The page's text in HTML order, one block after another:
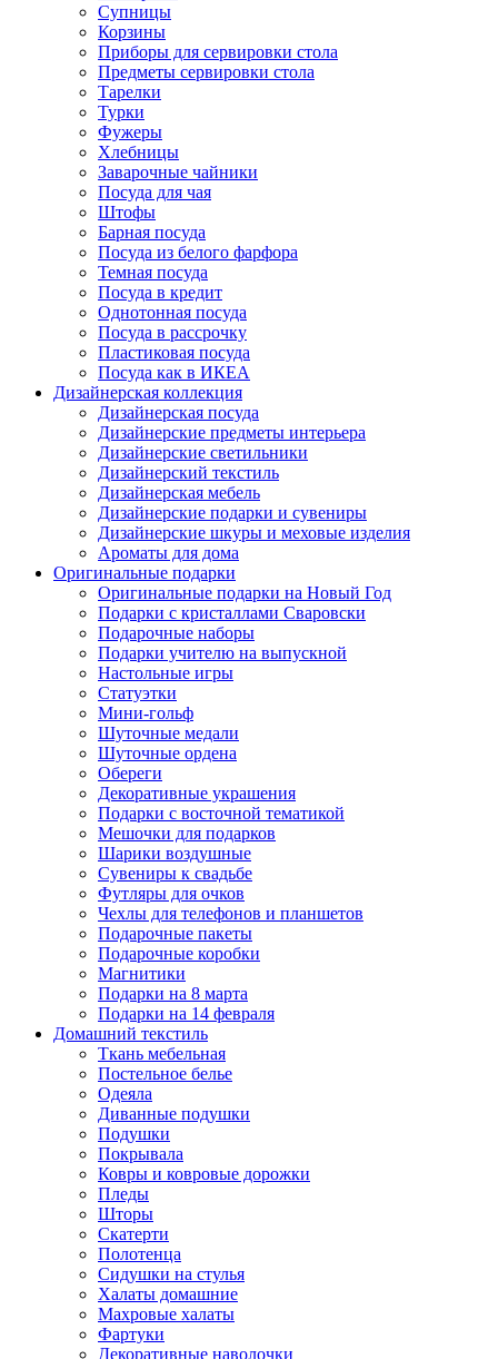
Супницы
Корзины
Приборы для сервировки стола
Предметы сервировки стола
Тарелки
Турки
Фужеры
Хлебницы
Заварочные чайники
Посуда для чая
Штофы
Барная посуда
Посуда из белого фарфора
Темная посуда
Посуда в кредит
Однотонная посуда
Посуда в рассрочку
Пластиковая посуда
Посуда как в ИКЕА
Дизайнерская коллекция
Дизайнерская посуда
Дизайнерские предметы интерьера
Дизайнерские светильники
Дизайнерский текстиль
Дизайнерская мебель
Дизайнерские подарки и сувениры
Дизайнерские шкуры и меховые изделия
Ароматы для дома
Оригинальные подарки
Оригинальные подарки на Новый Год
Подарки с кристаллами Сваровски
Подарочные наборы
Подарки учителю на выпускной
Настольные игры
Статуэтки
Мини-гольф
Шуточные медали
Шуточные ордена
Обереги
Декоративные украшения
Подарки с восточной тематикой
Мешочки для подарков
Шарики воздушные
Сувениры к свадьбе
Футляры для очков
Чехлы для телефонов и планшетов
Подарочные пакеты
Подарочные коробки
Магнитики
Подарки на 8 марта
Подарки на 14 февраля
Домашний текстиль
Ткань мебельная
Постельное белье
Одеяла
Диванные подушки
Подушки
Покрывала
Ковры и ковровые дорожки
Пледы
Шторы
Скатерти
Полотенца
Сидушки на стулья
Халаты домашние
Махровые халаты
Фартуки
Декоративные наволочки